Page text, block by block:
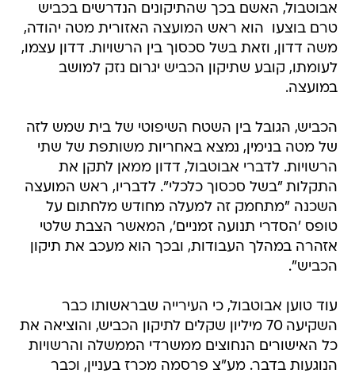
אבוטבול, האשם בכך שהתיקונים הנדרשים בכביש
טרם בוצעו  הוא ראש המועצה האזורית מטה יהודה,
משה דדון, וזאת בשל סכסוך בין הרשויות. דדון עצמו,
לעומתו, קובע שתיקון הכביש יגרום נזק למושב
במועצה.
הכביש, הגובל בין השטח השיפוטי של בית שמש לזה
של מטה בנימין, נמצא באחריות משותפת של שתי
הרשויות. לדברי אבוטבול, דדון ממאן לתקן את
התקלות "בשל סכסוך כלכלי". לדבריו, ראש המועצה
השכנה "מתחמק זה למעלה מחודש מלחתום על
טופס 'הסדרי תנועה זמניים', המאשר הצבת שלטי
אזהרה במהלך העבודות, ובכך הוא מעכב את תיקון
הכביש".
עוד טוען אבוטבול, כי העירייה שבראשותו כבר
השקיעה 70 מיליון שקלים לתיקון הכביש, והוציאה את
כל האישורים הנחוצים ממשרדי הממשלה והרשויות
הנוגעות בדבר. מע"צ פרסמה מכרז בעניין, וכבר